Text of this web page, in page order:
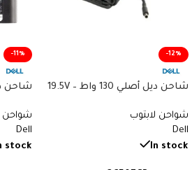
-12%
شاحن ديل أصلي 130 واط – 19.5V
القطعة DA130PM130
شواحن لابتوب
Dell
In stock
-11%
شواحن
Dell
stock